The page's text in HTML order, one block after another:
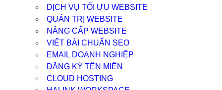
DỊCH VỤ TỐI ƯU WEBSITE
QUẢN TRỊ WEBSITE
NÂNG CẤP WEBSITE
VIẾT BÀI CHUẨN SEO
EMAIL DOANH NGHIỆP
ĐĂNG KÝ TÊN MIỀN
CLOUD HOSTING